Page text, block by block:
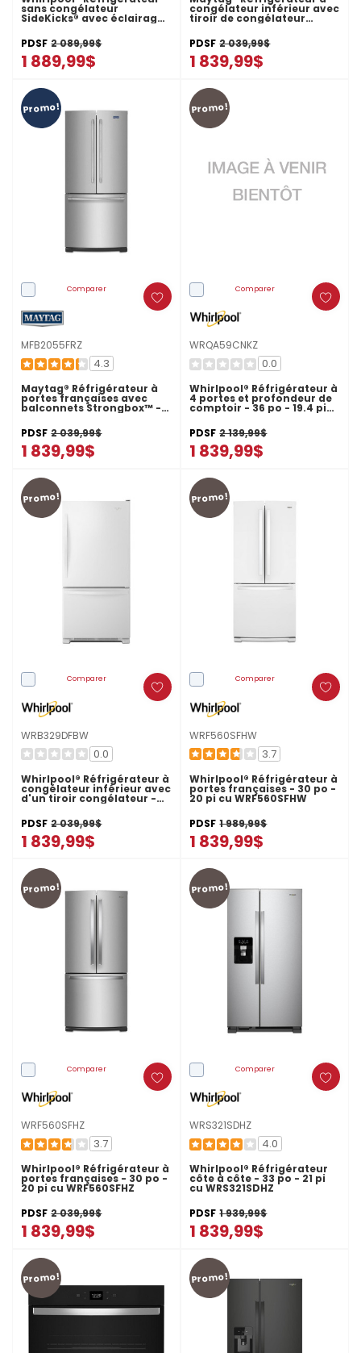
sans congélateur
SideKicks® avec éclairage
WSR57R18DM
PDSF 2 089,99$
1 889,99$
congélateur inférieur avec
tiroir de congélateur
coulissant -30 pi cu
MBB1957FEW
PDSF 2 039,99$
1 839,99$
Promo!
Comparer
MFB2055FRZ
4.3
Maytag® Réfrigérateur à
portes françaises avec
balconnets Strongbox™ -
MFB2055FRZ
PDSF 2 039,99$
1 839,99$
Promo!
Comparer
WRQA59CNKZ
0.0
Whirlpool® Réfrigérateur à
4 portes et profondeur de
comptoir - 36 po - 19.4 pi
cu WRQA59CNKZ
PDSF 2 139,99$
1 839,99$
Promo!
Comparer
WRB329DFBW
0.0
Whirlpool® Réfrigérateur à
congélateur inférieur avec
d'un tiroir congélateur -
30 po - 19 pi cu
WRB329DFBW
PDSF 2 039,99$
1 839,99$
Promo!
Comparer
WRF560SFHW
3.7
Whirlpool® Réfrigérateur à
portes françaises - 30 po -
20 pi cu WRF560SFHW
PDSF 1 989,99$
1 839,99$
Promo!
Comparer
WRF560SFHZ
3.7
Whirlpool® Réfrigérateur à
portes françaises - 30 po -
20 pi cu WRF560SFHZ
PDSF 2 039,99$
1 839,99$
Promo!
Comparer
WRS321SDHZ
4.0
Whirlpool® Réfrigérateur
côte à côte - 33 po - 21 pi
cu WRS321SDHZ
PDSF 1 939,99$
1 839,99$
Promo! Promo!